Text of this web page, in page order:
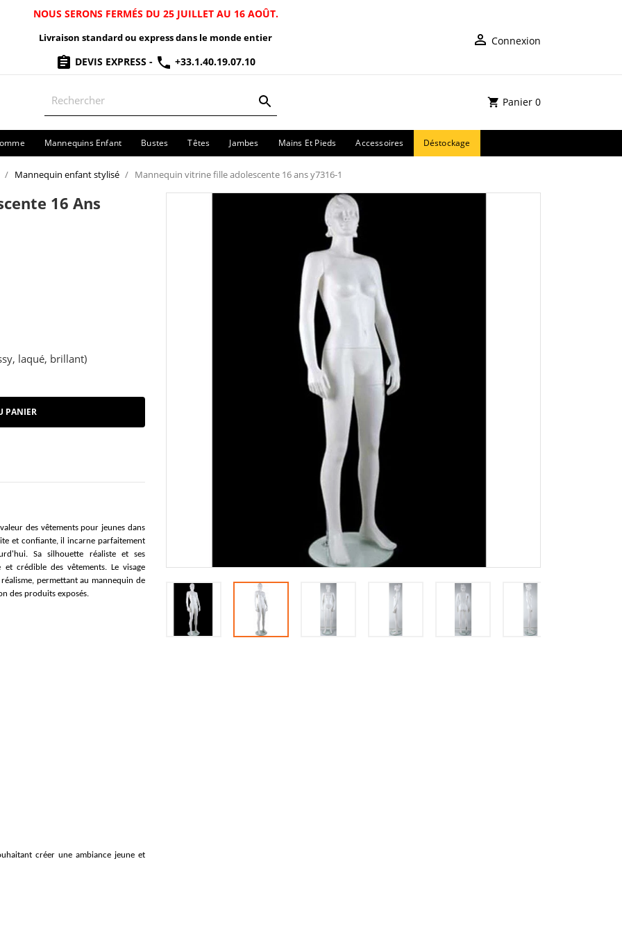
NOUS SERONS FERMÉS DU 25 JUILLET AU 16 AOÛT.
Livraison standard ou express dans le monde entier
DEVIS EXPRESS - +33.1.40.19.07.10
Connexion
Panier 0
Mannequins Enfant Bustes Têtes Jambes Mains Et Pieds Accessoires Déstockage
Mannequin enfant stylisé Mannequin vitrine fille adolescente 16 ans y7316-1
16 Ans
laqué, brillant)
PANIER
des vêtements pour jeunes dans
et confiante, il incarne parfaitement
Sa silhouette réaliste et ses
crédible des vêtements. Le visage
permettant au mannequin de
des produits exposés.
créer une ambiance jeune et